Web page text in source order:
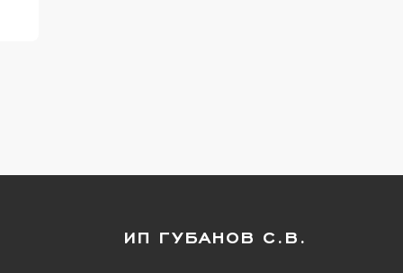
ИП ГУБАНОВ С.В.